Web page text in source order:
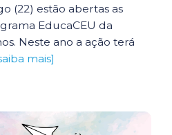
(22) estão abertas as
EducaCEU da
Neste ano a ação terá
mais]